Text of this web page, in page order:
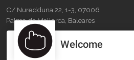
C/ Nuredduna 22, 1-3, 07006
Palma de Mallorca, Baleares
OUR COMPANY Welcome